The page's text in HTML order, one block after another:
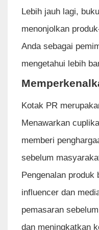
Lebih jauh lagi,
menonjolkan
Anda sebagai
mengetahui lebih
Kotak PR
Menawarkan
memberi
sebelum
Pengenalan
influencer dan
pemasaran
dan meningkatkan